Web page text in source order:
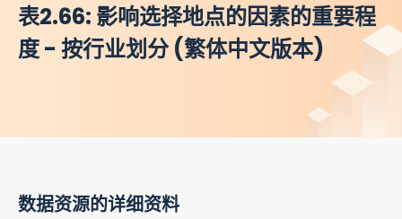
表2.66: 影响选择地点的因素的重要程
度 - 按行业划分 (繁体中文版本)
数据资源的详细资料